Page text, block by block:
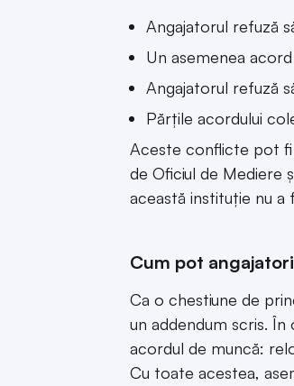
Angajatorul refuză
Un asemenea
Angajatorul refuză
Părțile acordului
Aceste conflicte pot
de Oficiul de Mediere
această instituție nu a
Cum pot
Ca o chestiune de
un addendum scris.
acordul de muncă:
Cu toate acestea,